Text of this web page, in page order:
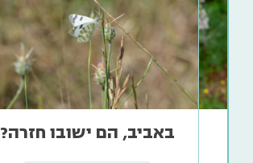
באביב, הם ישובו חזרה?